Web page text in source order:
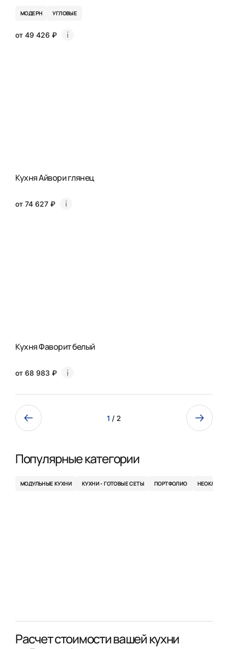
МОДЕРН УГЛОВЫЕ
от 49 426 ₽
Кухня Айвори глянец
от 74 627 ₽
Кухня Фаворит белый
от 68 983 ₽
1 / 2
Популярные категории
МОДУЛЬНЫЕ КУХНИ КУХНИ - ГОТОВЫЕ СЕТЫ ПОРТФОЛИО
Расчет стоимости вашей кухни